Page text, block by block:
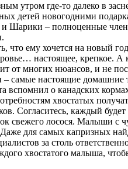
утром где-то далеко в
детей новогодними
Шарики – полноценные
что ему хочется на новый
настоящее, крепкое. А
от многих нюансов, и не
настоящие домашние
вспомнил о канадских
хвостатых
Согласитесь, каждый
свежего лосося. Малыши с
для самых капризных
за столь
хвостатого малыша,